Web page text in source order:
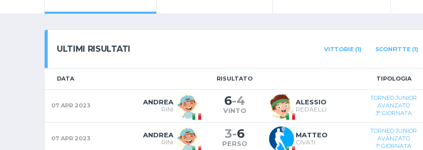
ULTIMI RISULTATI VITTORIE (1) SCONFITTE (1)
DATA RISULTATO TIPOLOGIA
07 APR 2023 ANDREA
RINI
6-4
VINTO
ALESSIO
REDAELLI
TORNEO JUNIOR
AVANZATO
3° GIORNATA
07 APR 2023 ANDREA
RINI
3-6
PERSO
MATTEO
CIVATI
TORNEO JUNIOR
AVANZATO
1° GIORNATA